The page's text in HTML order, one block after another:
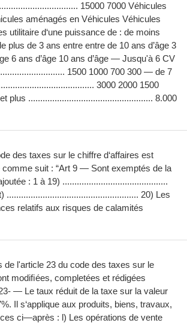
15000 7000 Véhicules
aménagés en Véhicules Véhicules
utilitaire d‘une puissance de : de moins
plus de 3 ans entre entre de 10 ans d’âge 3
6 ans d’âge 10 ans d’âge — Jusqu'à 6 CV
1500 1000 700 300 — de 7
3000 2000 1500
plus .................................................... 8.000
des taxes sur le chiffre d‘affaires est
comme suit : “Art 9 — Sont exemptés de la
: 1 à 19) ............................................
....................................................... 20) Les
relatifs aux risques de calamités
l'article 23 du code des taxes sur le
modiﬁées, completées et rédigées
— Le taux réduit de la taxe sur la valeur
Il s‘applique aux produits, biens, travaux,
ci—après : l) Les opérations de vente